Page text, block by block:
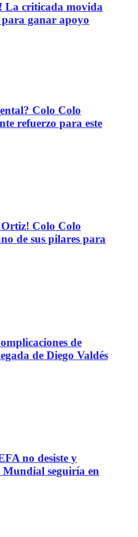
La criticada movida
ganar apoyo
Colo Colo
refuerzo para este
Ortiz! Colo Colo
de sus pilares para
de
de Diego Valdés
no desiste y
seguiría en